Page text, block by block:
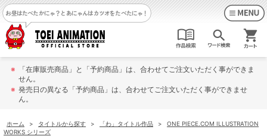
お昼はたべたかにゃ？ とあにゃんはカツオをたべたにゃ！
※
「在庫販売商品」と「予約商品」は、合わせてご注文いただく事ができま
せん。
※ 発売日の異なる「予約商品」は、合わせてご注文いただく事ができませ
ん。
ホーム > タイトルから探す > 「わ」タイトル作品 >
ONE PIECE.COM ILLUSTRATION
WORKS シリーズ